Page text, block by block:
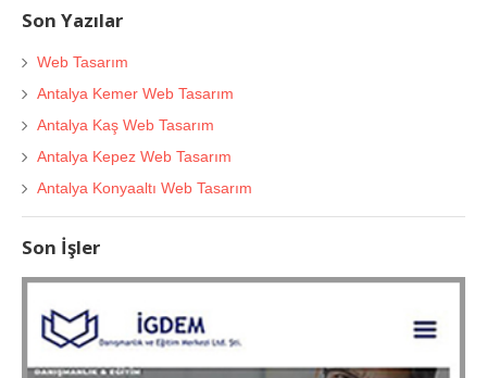
Son Yazılar
Web Tasarım
Antalya Kemer Web Tasarım
Antalya Kaş Web Tasarım
Antalya Kepez Web Tasarım
Antalya Konyaaltı Web Tasarım
Son İşler